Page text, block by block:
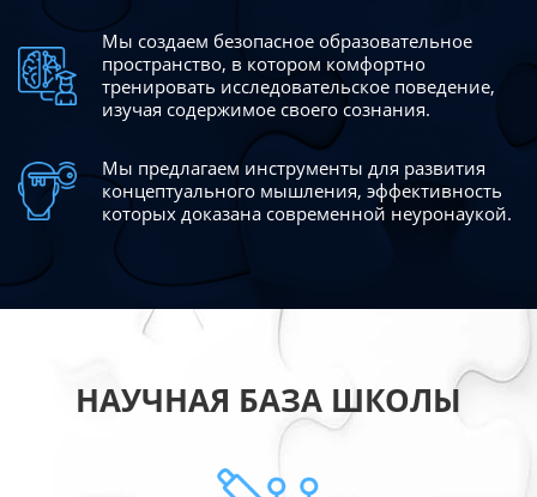
Мы создаем безопасное образовательное
пространство, в котором комфортно
тренировать исследовательское поведение,
изучая содержимое своего сознания.
Мы предлагаем инструменты для развития
концептуального мышления, эффективность
которых доказана современной неуронаукой.
НАУЧНАЯ БАЗА ШКОЛЫ